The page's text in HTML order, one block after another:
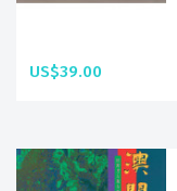
US$39.00